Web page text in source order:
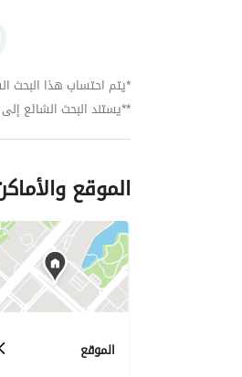
*يتم احتساب هذا البحث
**يستند البحث الشائع إلى
الموقع
الموقع